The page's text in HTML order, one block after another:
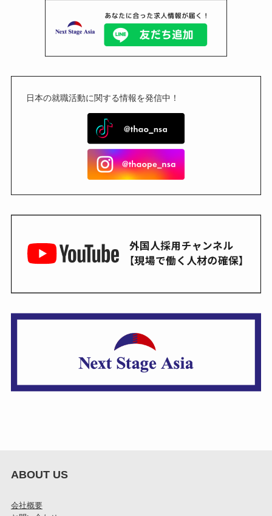
日本の就職活動に関する情報を発信中！
ABOUT US
会社概要